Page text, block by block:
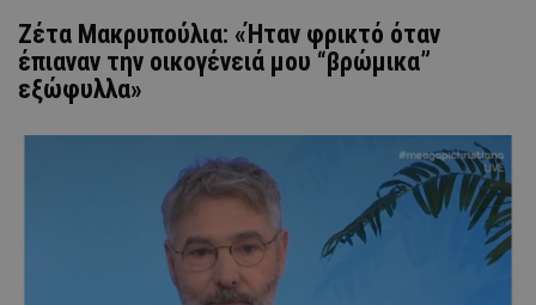
Ζέτα Μακρυπούλια: «Ήταν φρικτό όταν
έπιαναν την οικογένειά μου “βρώμικα”
εξώφυλλα»